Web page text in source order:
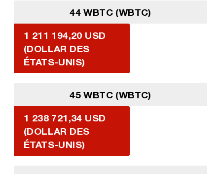
44 WBTC (WBTC)
1 211 194,20 USD
(DOLLAR DES
ÉTATS-UNIS)
45 WBTC (WBTC)
1 238 721,34 USD
(DOLLAR DES
ÉTATS-UNIS)